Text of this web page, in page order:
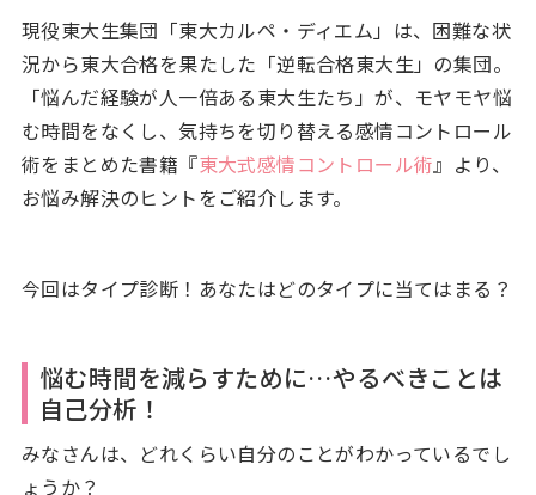
現役東大生集団「東大カルペ・ディエム」は、困難な状
況から東大合格を果たした「逆転合格東大生」の集団。
「悩んだ経験が人一倍ある東大生たち」が、モヤモヤ悩
む時間をなくし、気持ちを切り替える感情コントロール
術をまとめた書籍『東大式感情コントロール術』より、
お悩み解決のヒントをご紹介します。
今回はタイプ診断！あなたはどのタイプに当てはまる？
悩む時間を減らすために…やるべきことは
自己分析！
みなさんは、どれくらい自分のことがわかっているでし
ょうか？